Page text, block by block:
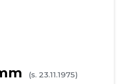
(s. 23.11.1975)